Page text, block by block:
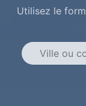
Utilisez le